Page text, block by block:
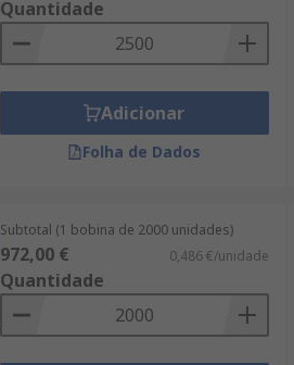
Quantidade
Adicionar
Folha de Dados
Subtotal (1 bobina de 2000 unidades)
972,00 € 0,486 €/unidade
Quantidade